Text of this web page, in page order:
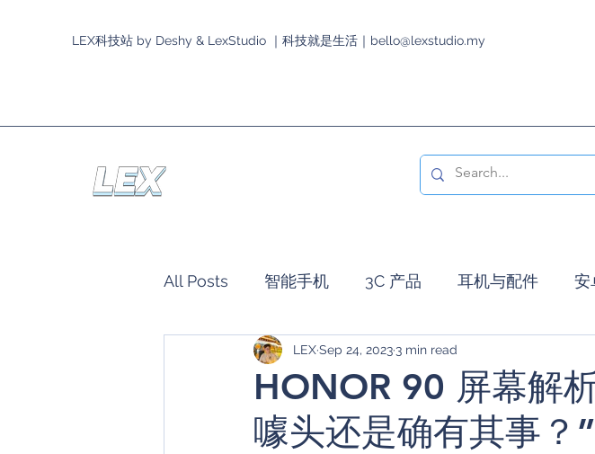
LEX科技站 by Deshy & LexStudio ｜科技就是生活｜ bello@lexstudio.my
All Posts 智能手机 3C 产品 耳机与配件 安
LEX与它有约 HONOR 智能电视
HUAWEI 笔记本电脑 折叠手机 产品对比
HONOR 90 屏幕解
噱头还是确有其事？
LEXSep 24, 2023 3 min read